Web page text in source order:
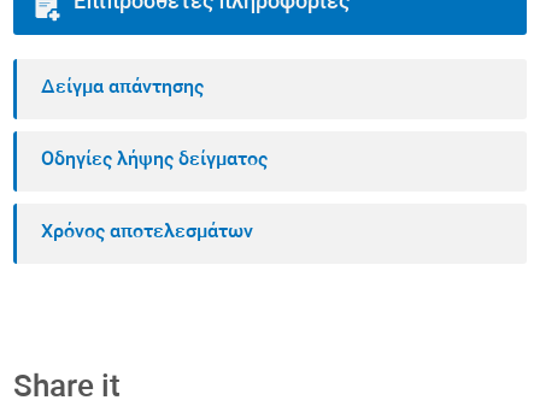
Δείγμα απάντησης
Οδηγίες λήψης δείγματος
Χρόνος αποτελεσμάτων
Share it